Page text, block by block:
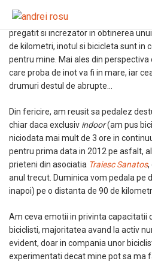
de la Mallorca din 12 mai. Daca la
pregatit si increzator in obtinerea
de kilometri, inotul si bicicleta sunt in
pentru mine. Mai ales din
care proba de inot va fi in mare, iar
drumuri destul de abrupte…
Din fericire, am reusit sa pedalez
chiar daca exclusiv indoor(am pus
niciodata mai mult de 3 ore in
pentru prima data in 2012 pe asfalt,
prieteni din asociatia Traiesc Sanatos,
anul trecut. Duminica vom pedala pe
inapoi) pe o distanta de 90 de
Am ceva emotii in privinta capacitatii
biciclisti, majoritatea avand la activ
evident, doar in compania unor
experimentati decat mine pot sa ma